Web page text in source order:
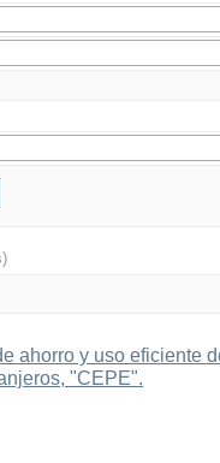
ahorro y uso eficiente
"CEPE".